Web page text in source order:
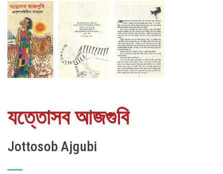
যত্তোসব আজগুবি
Jottosob Ajgubi